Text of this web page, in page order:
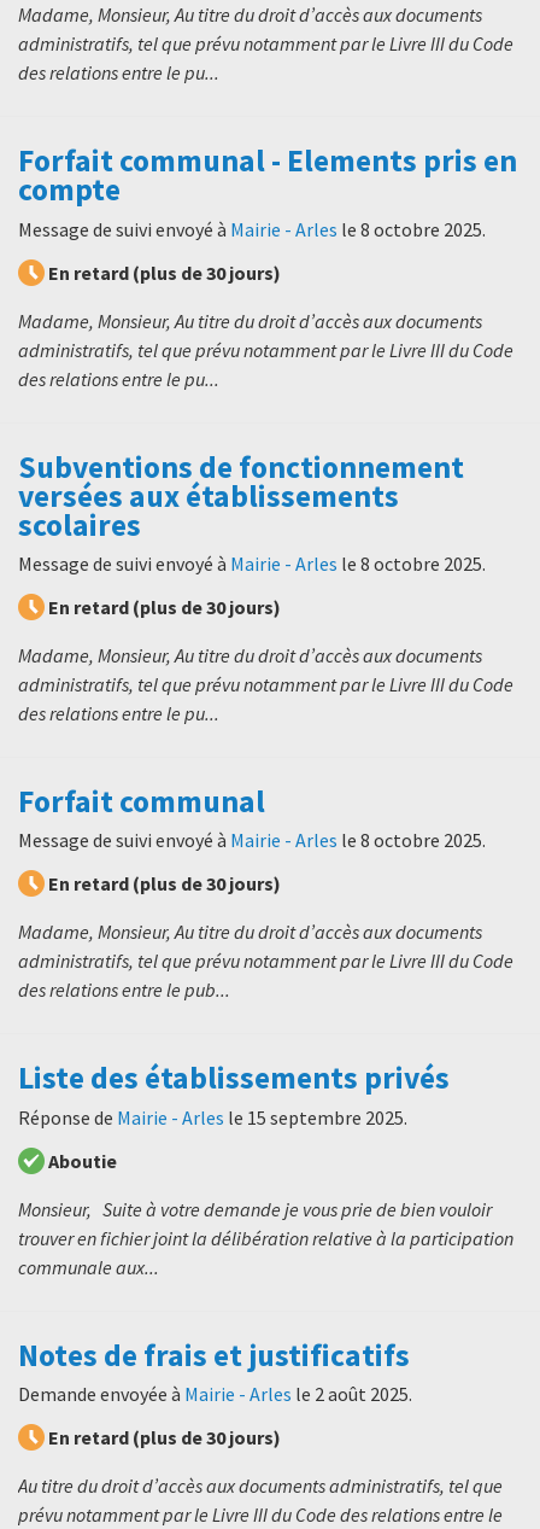
Madame, Monsieur, Au titre du droit d’accès aux documents
administratifs, tel que prévu notamment par le Livre III du Code
des relations entre le pu...
Forfait communal - Elements pris en
compte
Message de suivi envoyé à Mairie - Arles le 8 octobre 2025.
En retard (plus de 30 jours)
Madame, Monsieur, Au titre du droit d’accès aux documents
administratifs, tel que prévu notamment par le Livre III du Code
des relations entre le pu...
Subventions de fonctionnement
versées aux établissements
scolaires
Message de suivi envoyé à Mairie - Arles le 8 octobre 2025.
En retard (plus de 30 jours)
Madame, Monsieur, Au titre du droit d’accès aux documents
administratifs, tel que prévu notamment par le Livre III du Code
des relations entre le pu...
Forfait communal
Message de suivi envoyé à Mairie - Arles le 8 octobre 2025.
En retard (plus de 30 jours)
Madame, Monsieur, Au titre du droit d’accès aux documents
administratifs, tel que prévu notamment par le Livre III du Code
des relations entre le pub...
Liste des établissements privés
Réponse de Mairie - Arles le 15 septembre 2025.
Aboutie
Monsieur, Suite à votre demande je vous prie de bien vouloir
trouver en fichier joint la délibération relative à la participation
communale aux...
Notes de frais et justificatifs
Demande envoyée à Mairie - Arles le 2 août 2025.
En retard (plus de 30 jours)
Au titre du droit d’accès aux documents administratifs, tel que
prévu notamment par le Livre III du Code des relations entre le